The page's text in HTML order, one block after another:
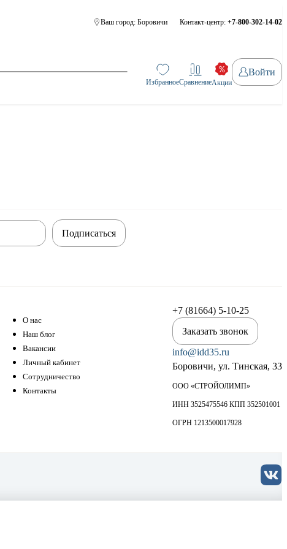
Ваш город: Боровичи Контакт-центр: +7-800-302-14-02
ИзбранноеСравнениеАкции
Войти
Подписаться
О нас
Наш блог
Вакансии
Личный кабинет
Сотрудничество
Контакты
+7 (81664) 5-10-25
Заказать звонок
info@idd35.ru
Боровичи, ул. Тинская, 33
ООО «СТРОЙОЛИМП»
ИНН 3525475546 КПП 352501001
ОГРН 1213500017928